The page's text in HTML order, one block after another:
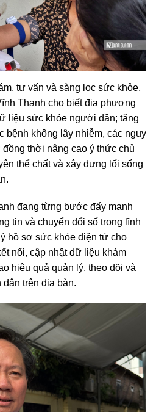
tư vấn và sàng lọc sức khỏe,
Thanh cho biết địa phương
liệu sức khỏe người dân; tăng
bệnh không lây nhiễm, các nguy
thời nâng cao ý thức chủ
thể chất và xây dựng lối sống
đang từng bước đẩy mạnh
tin và chuyển đổi số trong lĩnh
hồ sơ sức khỏe điện tử cho
nối, cập nhật dữ liệu khám
hiệu quả quản lý, theo dõi và
trên địa bàn.